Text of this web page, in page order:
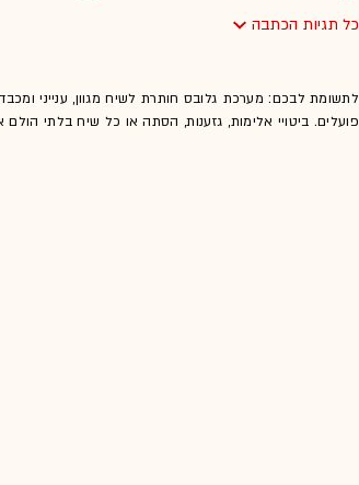
כל תגיות הכתבה
לתשומת לבכם: מערכת גלובס חותרת לשיח מגוון, ענייני
פועלים. ביטויי אלימות, גזענות, הסתה או כל שיח בלתי הולם